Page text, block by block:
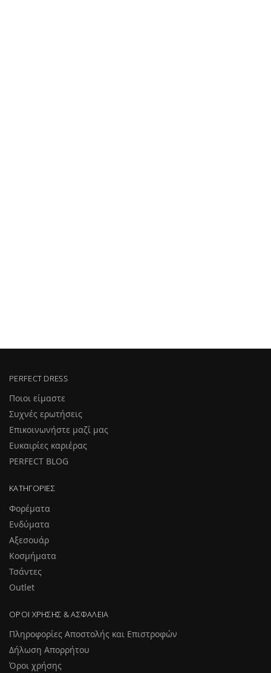
PERFECT DRESS
Ποιοι είμαστε
Συχνές ερωτήσεις
Επικοινωνήστε μαζί μας
Ευκαιρίες καριέρας
PERFECT BLOG
ΚΑΤΗΓΟΡΊΕΣ
Φορέματα
Ενδύματα
Αξεσουάρ
Κοσμήματα
Τσάντες
Outlet
ΌΡΟΙ ΧΡΉΣΗΣ & ΑΣΦΆΛΕΙΑ
Πληροφορίες Αποστολής και Επιστροφών
Δήλωση Απορρήτου
Όροι χρήσης